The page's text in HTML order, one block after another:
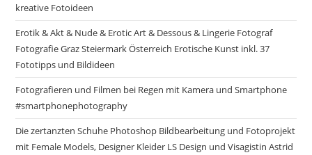
kreative Fotoideen
Erotik & Akt & Nude & Erotic Art & Dessous & Lingerie Fotograf
Fotografie Graz Steiermark Österreich Erotische Kunst inkl. 37
Fototipps und Bildideen
Fotografieren und Filmen bei Regen mit Kamera und Smartphone
#smartphonephotography
Die zertanzten Schuhe Photoshop Bildbearbeitung und Fotoprojekt
mit Female Models, Designer Kleider LS Design und Visagistin Astrid